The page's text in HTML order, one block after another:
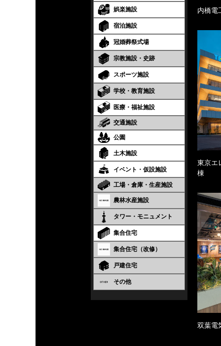
娯楽施設
宿泊施設
冠婚葬祭式場
宗教施設・史跡
スポーツ施設
学校・教育施設
医療・福祉施設
交通施設
公園
土木施設
イベント・仮設施設
工場・倉庫・生産施設
農林水産施設
タワー・モニュメント
集合住宅
集合住宅（改修）
戸建住宅
その他
内橋電
東京エ
棟
双葉電